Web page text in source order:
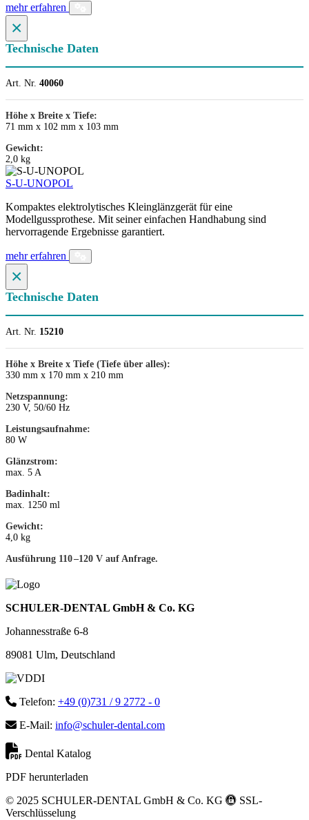
mehr erfahren
×
Technische Daten
Art. Nr. 40060
Höhe x Breite x Tiefe:
71 mm x 102 mm x 103 mm
Gewicht:
2,0 kg
S-U-UNOPOL
Kompaktes elektrolytisches Kleinglänzgerät für eine
Modellgussprothese. Mit seiner einfachen Handhabung sind
hervorragende Ergebnisse garantiert.
mehr erfahren
×
Technische Daten
Art. Nr. 15210
Höhe x Breite x Tiefe (Tiefe über alles):
330 mm x 170 mm x 210 mm
Netzspannung:
230 V, 50/60 Hz
Leistungsaufnahme:
80 W
Glänzstrom:
max. 5 A
Badinhalt:
max. 1250 ml
Gewicht:
4,0 kg
Ausführung 110 –120 V auf Anfrage.
SCHULER-DENTAL GmbH & Co. KG
Johannesstraße 6-8
89081 Ulm, Deutschland
Telefon: +49 (0)731 / 9 2772 - 0
E-Mail: info@schuler-dental.com
Dental Katalog
PDF herunterladen
© 2025 SCHULER-DENTAL GmbH & Co. KG
SSL-
Verschlüsselung